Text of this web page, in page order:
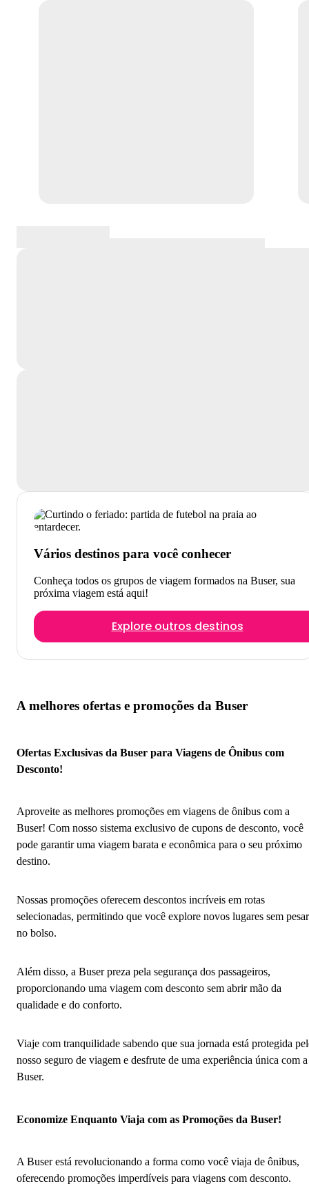
Vários destinos para você conhecer
Conheça todos os grupos de viagem formados na Buser, sua
próxima viagem está aqui!
Explore outros destinos
A melhores ofertas e promoções da Buser
Ofertas Exclusivas da Buser para Viagens de Ônibus com
Desconto!
Aproveite as melhores promoções em viagens de ônibus com a
Buser! Com nosso sistema exclusivo de cupons de desconto, você
pode garantir uma viagem barata e econômica para o seu próximo
destino.
Nossas promoções oferecem descontos incríveis em rotas
selecionadas, permitindo que você explore novos lugares sem pesar
no bolso.
Além disso, a Buser preza pela segurança dos passageiros,
proporcionando uma viagem com desconto sem abrir mão da
qualidade e do conforto.
Viaje com tranquilidade sabendo que sua jornada está protegida
nosso seguro de viagem e desfrute de uma experiência única com a
Buser.
Economize Enquanto Viaja com as Promoções da Buser!
A Buser está revolucionando a forma como você viaja de ônibus,
oferecendo promoções imperdíveis para viagens com desconto.